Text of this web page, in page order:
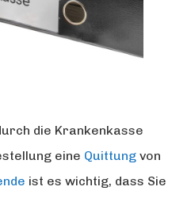
die Krankenkasse
eine Quittung von
ist es wichtig, dass Sie